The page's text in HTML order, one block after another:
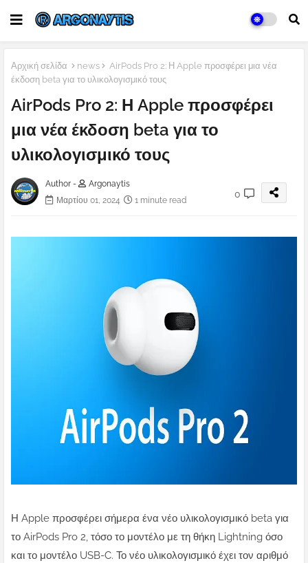
Αρχική σελίδα news
AirPods Pro 2: Η Apple προσφέρει μια νέα
έκδοση beta για το υλικολογισμικό τους
AirPods Pro 2: Η Apple προσφέρει
μια νέα έκδοση beta για το
υλικολογισμικό τους
Author -
Argonaytis
Μαρτίου 01, 2024
1 minute read
0
Η Apple προσφέρει σήμερα ένα νέο υλικολογισμικό beta για
το AirPods Pro 2, τόσο το μοντέλο με τη θήκη Lightning όσο
και το μοντέλο USB-C. Το νέο υλικολογισμικό έχει τον αριθμό